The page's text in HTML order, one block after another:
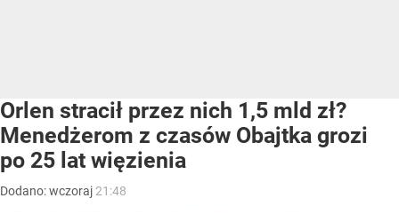
Orlen stracił przez nich 1,5 mld zł?
Menedżerom z czasów Obajtka grozi
po 25 lat więzienia
Dodano:wczoraj 21:48